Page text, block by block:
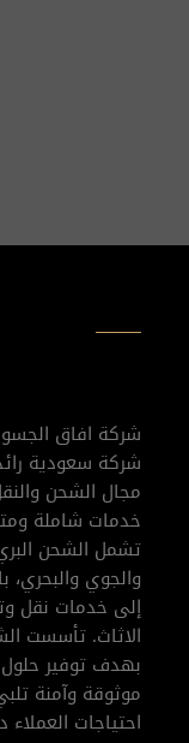
شركة افاق
شركة سعودية
مجال الشحن
خدمات شاملة
تشمل الشحن
والجوي والبحري،
إلى خدمات نقل
الاثاث. تأسست
بهدف توفير
موثوقة وآمنة
احتياجات العملاء